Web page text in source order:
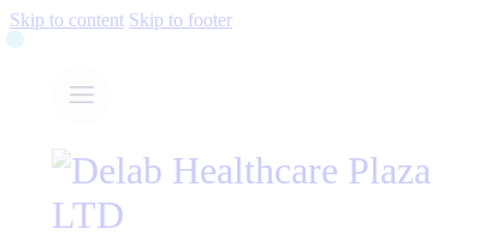
Skip to content Skip to footer